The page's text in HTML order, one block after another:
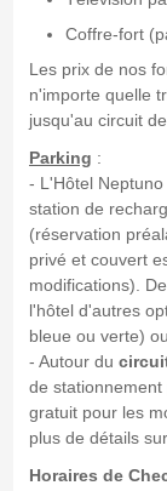
Coffre-fort
Les prix de nos
n'importe quelle
jusqu'au circuit
Parking :
- L'Hôtel
station de
(réservation
privé et couvert
modifications).
l'hôtel d'autres
bleue ou verte)
- Autour du
de
gratuit pour les
plus de détails
Horaires de